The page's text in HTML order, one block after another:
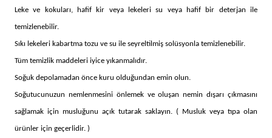
Leke ve kokuları, hafif kir veya lekeleri su veya hafif bir deterjan ile
temizlenebilir.
Sıkı lekeleri kabartma tozu ve su ile seyreltilmiş solüsyonla temizlenebilir.
Tüm temizlik maddeleri iyice yıkanmalıdır.
Soğuk depolamadan önce kuru olduğundan emin olun.
Soğutucunuzun nemlenmesini önlemek ve oluşan nemin dışarı çıkmasını
sağlamak için musluğunu açık tutarak saklayın. ( Musluk veya tıpa olan
ürünler için geçerlidir. )